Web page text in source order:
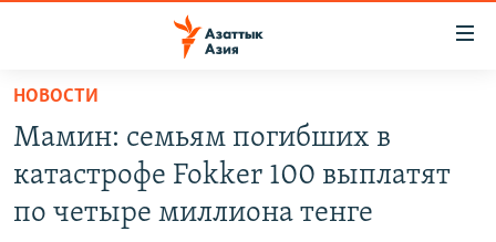
Вернуться
основному
содержанию
ВОЙНА В УКРАИНЕ
НОВОСТИ
Мамин: семьям погибших в
катастрофе Fokker 100 выплатят
по четыре миллиона тенге